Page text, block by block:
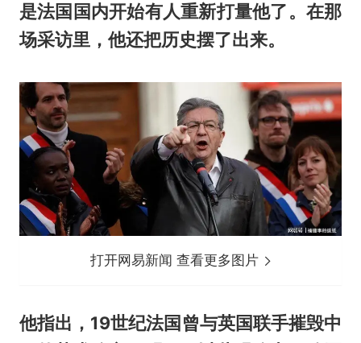
是法国国内开始有人重新打量他了。在那
场采访里，他还把历史摆了出来。
打开网易新闻 查看更多图片
他指出，19世纪法国曾与英国联手摧毁中